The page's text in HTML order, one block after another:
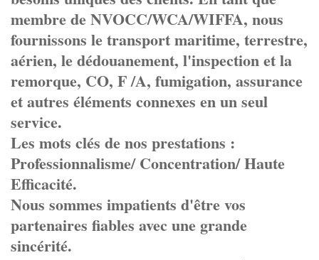
membre de NVOCC/WCA/WIFFA, nous
fournissons le transport maritime, terrestre,
aérien, le dédouanement, l'inspection et la
remorque, CO, F /A, fumigation, assurance
et autres éléments connexes en un seul
service.
Les mots clés de nos prestations :
Professionnalisme/ Concentration/ Haute
Efficacité.
Nous sommes impatients d'être vos
partenaires fiables avec une grande
sincérité.